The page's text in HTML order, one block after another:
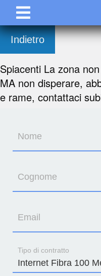
Indietro
Spiacenti La zona
MA non disperare,
e rame, contattaci
Nome
Cognome
Email
Tipo di contratto